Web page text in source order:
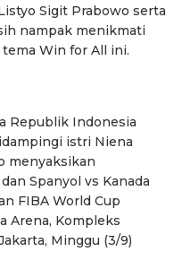
Sigit Prabowo serta
nampak menikmati
Win for All ini.
Republik Indonesia
istri Niena
menyaksikan
Spanyol vs Kanada
FIBA World Cup
Arena, Kompleks
Minggu (3/9)